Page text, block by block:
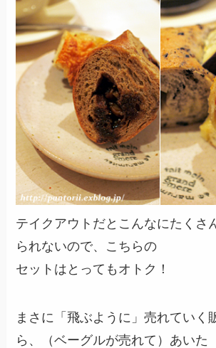
テイクアウトだとこんなにたくさ
られないので、こちらの
セットはとってもオトク！
まさに「飛ぶように」売れていく
ら、（ベーグルが売れて）あいた